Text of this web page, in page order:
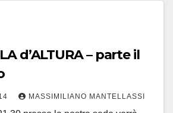
d’ALTURA – parte il
MASSIMILIANO MANTELLASSI